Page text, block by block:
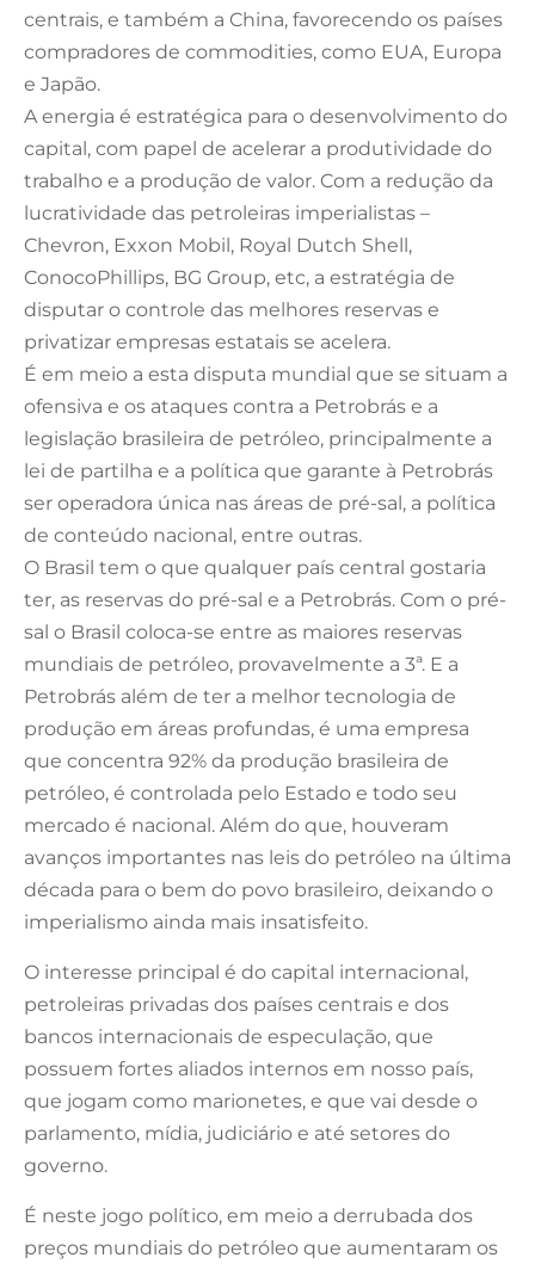
centrais, e também a China, favorecendo os países
compradores de commodities, como EUA, Europa
e Japão.
A energia é estratégica para o desenvolvimento do
capital, com papel de acelerar a produtividade do
trabalho e a produção de valor. Com a redução da
lucratividade das petroleiras imperialistas –
Chevron, Exxon Mobil, Royal Dutch Shell,
ConocoPhillips, BG Group, etc, a estratégia de
disputar o controle das melhores reservas e
privatizar empresas estatais se acelera.
É em meio a esta disputa mundial que se situam a
ofensiva e os ataques contra a Petrobrás e a
legislação brasileira de petróleo, principalmente a
lei de partilha e a política que garante à Petrobrás
ser operadora única nas áreas de pré-sal, a política
de conteúdo nacional, entre outras.
O Brasil tem o que qualquer país central gostaria
ter, as reservas do pré-sal e a Petrobrás. Com o pré-
sal o Brasil coloca-se entre as maiores reservas
mundiais de petróleo, provavelmente a 3ª. E a
Petrobrás além de ter a melhor tecnologia de
produção em áreas profundas, é uma empresa
que concentra 92% da produção brasileira de
petróleo, é controlada pelo Estado e todo seu
mercado é nacional. Além do que, houveram
avanços importantes nas leis do petróleo na última
década para o bem do povo brasileiro, deixando o
imperialismo ainda mais insatisfeito.
O interesse principal é do capital internacional,
petroleiras privadas dos países centrais e dos
bancos internacionais de especulação, que
possuem fortes aliados internos em nosso país,
que jogam como marionetes, e que vai desde o
parlamento, mídia, judiciário e até setores do
governo.
É neste jogo político, em meio a derrubada dos
preços mundiais do petróleo que aumentaram os